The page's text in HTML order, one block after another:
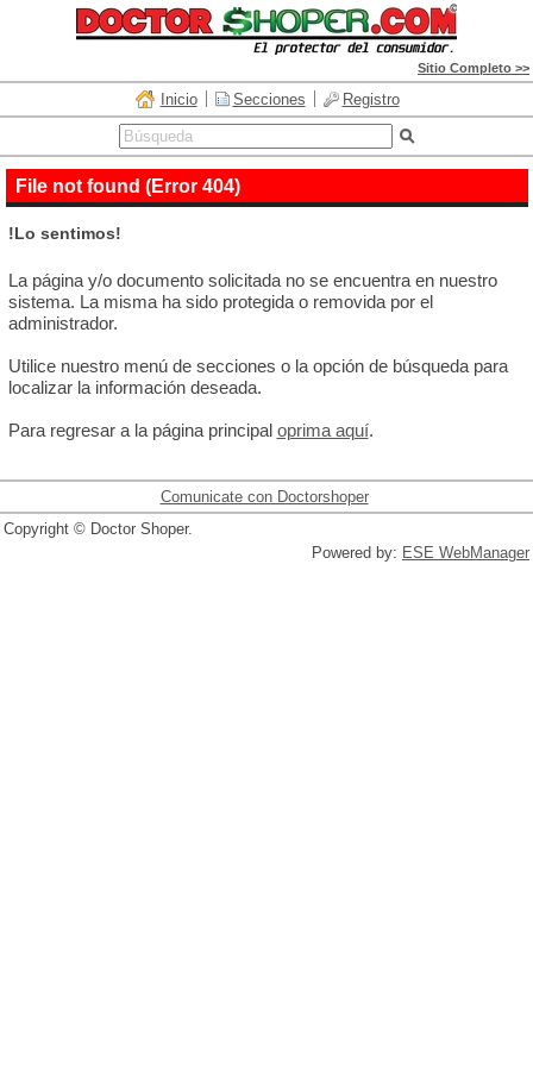
Sitio Completo >>
Inicio Secciones Registro
File not found (Error 404)
!Lo sentimos!
La página y/o documento solicitada no se encuentra en nuestro
sistema. La misma ha sido protegida o removida por el
administrador.
Utilice nuestro menú de secciones o la opción de búsqueda para
localizar la información deseada.
Para regresar a la página principal oprima aquí.
Comunicate con Doctorshoper
Copyright © Doctor Shoper.
Powered by: ESE WebManager